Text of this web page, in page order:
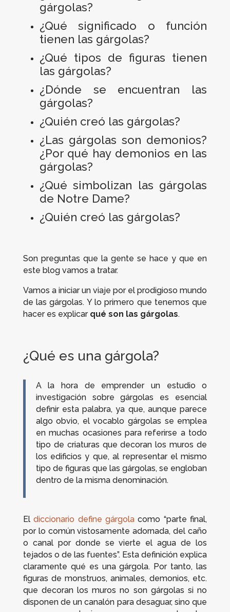
gárgolas?
¿Qué significado o función
tienen las gárgolas?
¿Qué tipos de figuras tienen
las gárgolas?
¿Dónde se encuentran las
gárgolas?
¿Quién creó las gárgolas?
¿Las gárgolas son demonios?
¿Por qué hay demonios en las
gárgolas?
¿Qué simbolizan las gárgolas
de Notre Dame?
¿Quién creó las gárgolas?
Son preguntas que la gente se hace y que en
este blog vamos a tratar.
Vamos a iniciar un viaje por el prodigioso mundo
de las gárgolas. Y lo primero que tenemos que
hacer es explicar qué son las gárgolas.
¿Qué es una gárgola?
A la hora de emprender un estudio o
investigación sobre gárgolas es esencial
definir esta palabra, ya que, aunque parece
algo obvio, el vocablogárgolas se emplea
en muchas ocasiones para referirse a todo
tipo de criaturas que decoran los muros de
los edificios y que, al representar el mismo
tipo de figuras que las gárgolas, se engloban
dentro de la misma denominación.
Eldiccionario define gárgolacomo “parte final,
por lo común vistosamente adornada, del caño
o canal por donde se vierte el agua de los
tejados o de las fuentes”. Esta definición explica
claramente qué es una gárgola. Por tanto, las
figuras de monstruos, animales, demonios, etc.
que decoran los muros no son gárgolas si no
disponen de un canalón para desaguar, sino que